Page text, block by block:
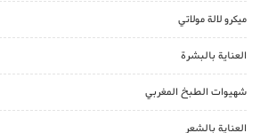
ميكرو لالة مولاتي
العناية بالبشرة
شهيوات الطبخ المغربي
العناية بالشعر